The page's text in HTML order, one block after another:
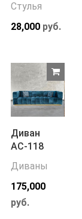
Стулья
28,000 руб.
Диван
АС-118
Диваны
175,000
руб.